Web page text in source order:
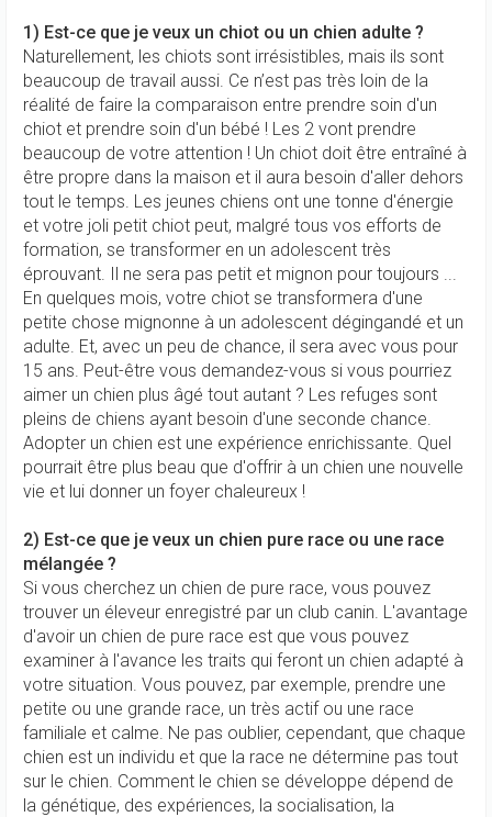
1) Est-ce que je veux un chiot ou un chien adulte ?
Naturellement, les chiots sont irrésistibles, mais ils sont
beaucoup de travail aussi. Ce n’est pas très loin de la
réalité de faire la comparaison entre prendre soin d'un
chiot et prendre soin d'un bébé ! Les 2 vont prendre
beaucoup de votre attention ! Un chiot doit être entraîné à
être propre dans la maison et il aura besoin d'aller dehors
tout le temps. Les jeunes chiens ont une tonne d'énergie
et votre joli petit chiot peut, malgré tous vos efforts de
formation, se transformer en un adolescent très
éprouvant. Il ne sera pas petit et mignon pour toujours ...
En quelques mois, votre chiot se transformera d'une
petite chose mignonne à un adolescent dégingandé et un
adulte. Et, avec un peu de chance, il sera avec vous pour
15 ans. Peut-être vous demandez-vous si vous pourriez
aimer un chien plus âgé tout autant ? Les refuges sont
pleins de chiens ayant besoin d'une seconde chance.
Adopter un chien est une expérience enrichissante. Quel
pourrait être plus beau que d'offrir à un chien une nouvelle
vie et lui donner un foyer chaleureux !
2) Est-ce que je veux un chien pure race ou une race
mélangée ?
Si vous cherchez un chien de pure race, vous pouvez
trouver un éleveur enregistré par un club canin. L'avantage
d'avoir un chien de pure race est que vous pouvez
examiner à l'avance les traits qui feront un chien adapté à
votre situation. Vous pouvez, par exemple, prendre une
petite ou une grande race, un très actif ou une race
familiale et calme. Ne pas oublier, cependant, que chaque
chien est un individu et que la race ne détermine pas tout
sur le chien. Comment le chien se développe dépend de
la génétique, des expériences, la socialisation, la